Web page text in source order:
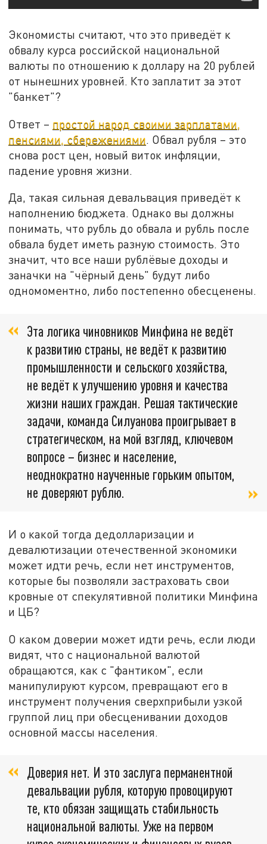
Экономисты считают, что это приведёт к
обвалу курса российской национальной
валюты по отношению к доллару на 20 рублей
от нынешних уровней. Кто заплатит за этот
"банкет"?
Ответ – простой народ своими зарплатами,
пенсиями, сбережениями. Обвал рубля – это
снова рост цен, новый виток инфляции,
падение уровня жизни.
Да, такая сильная девальвация приведёт к
наполнению бюджета. Однако вы должны
понимать, что рубль до обвала и рубль после
обвала будет иметь разную стоимость. Это
значит, что все наши рублёвые доходы и
заначки на "чёрный день" будут либо
одномоментно, либо постепенно обесценены.
Эта логика чиновников Минфина не ведёт
к развитию страны, не ведёт к развитию
промышленности и сельского хозяйства,
не ведёт к улучшению уровня и качества
жизни наших граждан. Решая тактические
задачи, команда Силуанова проигрывает в
стратегическом, на мой взгляд, ключевом
вопросе – бизнес и население,
неоднократно наученные горьким опытом,
не доверяют рублю.
И о какой тогда дедолларизации и
девалютизации отечественной экономики
может идти речь, если нет инструментов,
которые бы позволяли застраховать свои
кровные от спекулятивной политики Минфина
и ЦБ?
О каком доверии может идти речь, если люди
видят, что с национальной валютой
обращаются, как с "фантиком", если
манипулируют курсом, превращают его в
инструмент получения сверхприбыли узкой
группой лиц при обесценивании доходов
основной массы населения.
Доверия нет. И это заслуга перманентной
девальвации рубля, которую провоцируют
те, кто обязан защищать стабильность
национальной валюты. Уже на первом